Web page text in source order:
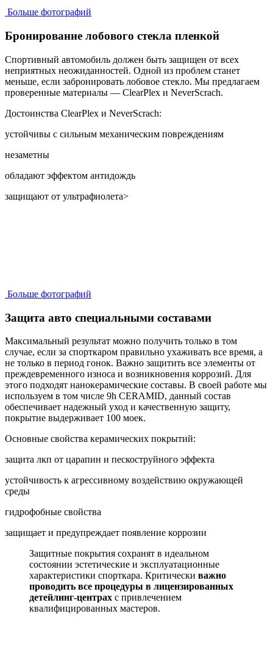
Больше фотографий
Бронирование лобового стекла пленкой
Спортивный автомобиль должен быть защищен от всех
неприятных неожиданностей. Одной из проблем станет
меньше, если забронировать лобовое стекло. Мы предлагаем
проверенные материалы — ClearPlex и NeverScrach.
Достоинства ClearPlex и NeverScrach:
устойчивы с сильным механическим повреждениям
незаметны
обладают эффектом антидождь
защищают от ультрафиолета>
Больше фотографий
Защита авто специальными составами
Максимальный результат можно получить только в том
случае, если за спорткаром правильно ухаживать все время, а
не только в период гонок. Важно защитить все элементы от
преждевременного износа и возникновения коррозий. Для
этого подходят нанокерамические составы. В своей работе мы
используем в том числе 9h CERAMID, данный состав
обеспечивает надежный уход и качественную защиту,
покрытие выдерживает 100 моек.
Основные свойства керамических покрытий:
защита лкп от царапин и пескоструйного эффекта
устойчивость к агрессивному воздействию окружающей
среды
гидрофобные свойства
защищает и предупреждает появление коррозии
Защитные покрытия сохранят в идеальном
состоянии эстетические и эксплуатационные
характеристики спорткара. Критически важно
проводить все процедуры в лицензированных
детейлинг-центрах с привлечением
квалифицированных мастеров.